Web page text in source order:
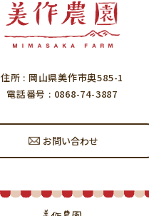
住所 : 岡山県美作市奥585-1
電話番号 : 0868-74-3887
お問い合わせ